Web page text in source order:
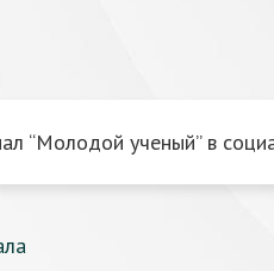
“Молодой ученый” в